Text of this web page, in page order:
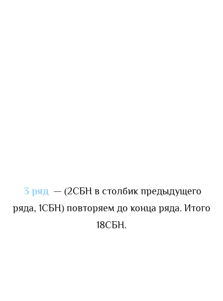
3 ряд — (2СБН в столбик предыдущего
ряда, 1СБН) повторяем до конца ряда. Итого
18СБН.